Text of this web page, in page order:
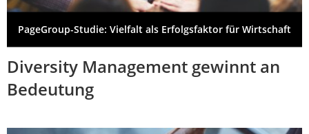
PageGroup-Studie: Vielfalt als Erfolgsfaktor für Wirtschaft
Diversity Management gewinnt an
Bedeutung